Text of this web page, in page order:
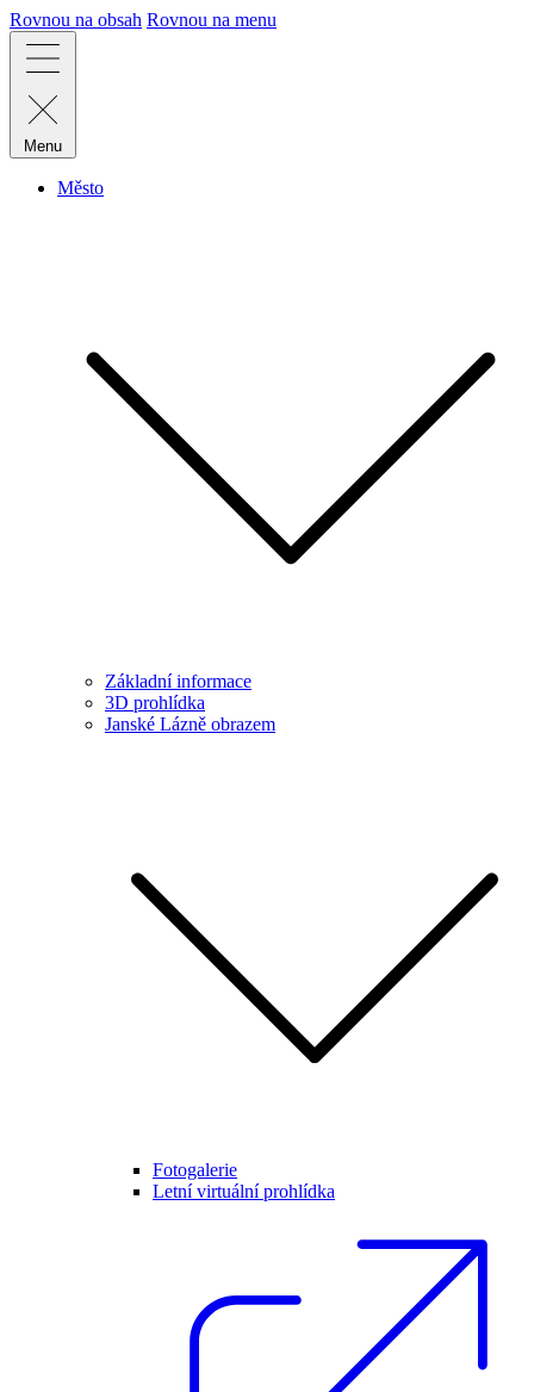
Rovnou na obsah Rovnou na menu
Menu
Město
Základní informace
3D prohlídka
Janské Lázně obrazem
Fotogalerie
Letní virtuální prohlídka